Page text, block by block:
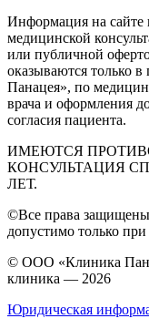
Информация на сайте
медицинской
или публичной
оказываются только
Панацея», по
врача и оформления
согласия пациента.
ИМЕЮТСЯ
КОНСУЛЬТАЦИЯ
ЛЕТ.
©Все права
допустимо только
© ООО «Клиника
клиника — 2026
Юридическая